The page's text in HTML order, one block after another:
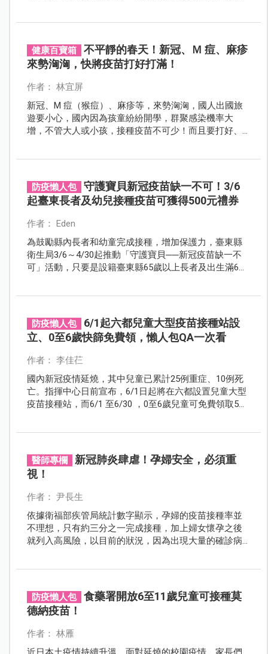
健康百寶箱
不平靜的春天！新冠、Ｍ 痘、麻疹
來勢洶洶，快將疫苗打好打滿！
作者： 林宜屏
新冠、M 痘（猴痘）、麻疹等，來勢洶洶，國人出國旅
遊要小心，國內因為孩童紛紛開學，群聚感染機率大
增，不管大人或小孩，接種疫苗不可少！而且要打好、
防疫懶人包
守護寶貝新冠疫苗缺一不可！3/6
起臺東長者及幼兒接種疫苗可獲得500元禮券
作者： Eden
為鼓勵縣內長者和幼童完成接種，增加保護力，臺東縣
衛生局3/6～4/30起推動「守護寶貝──新冠疫苗缺一不
可」活動，只要是設籍臺東縣65歲以上長者及出生滿6個
防疫懶人包
6/1起六都兒童大型疫苗接種站設
立、0至6歲快篩免費領，懶人包QA一次看
作者： 李佳芢
國內新冠疫情延燒，其中兒童已累計25例重症、10例死
亡。指揮中心日前宣布，6/1日起將在六都設置兒童大型
疫苗接種站，而6/1 至6/30 ，0至6歲兒童可免費領取5劑
醫師專欄
新冠肺炎肆虐！孕婦安全，必須重
視！
作者： 尹長生
依據衛福部疾管局統計數字顯示，孕婦的疫苗接種率並
不理想，只有約三分之一完成接種，加上婦女懷孕之後
就列入高風險，以目前的狀況，因為出現大量的確診病
防疫懶人包
食藥署開放6至11歲兒童可接種莫
德納疫苗！
作者： 林雁